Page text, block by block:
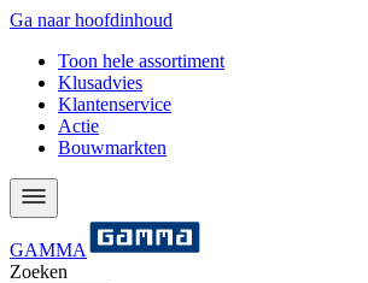
Ga naar hoofdinhoud
Toon hele assortiment
Klusadvies
Klantenservice
Actie
Bouwmarkten
GAMMA
Zoeken